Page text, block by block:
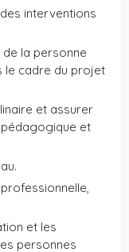
interventions
la personne
le cadre du projet
et assurer
pédagogique et
et les
personnes